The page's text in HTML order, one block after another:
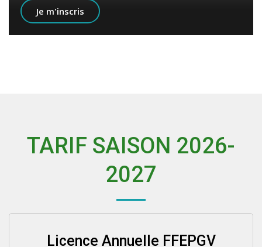
Je m'inscris
TARIF SAISON 2026-
2027
Licence Annuelle FFEPGV